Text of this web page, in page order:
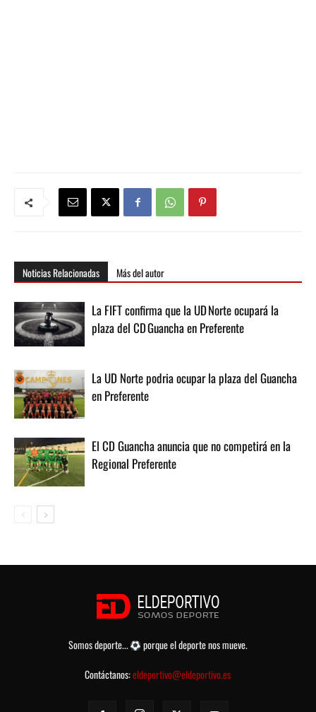
Noticias Relacionadas Más del autor
La FIFT confirma que la UD Norte ocupará la
plaza del CD Guancha en Preferente
La UD Norte podria ocupar la plaza del Guancha
en Preferente
El CD Guancha anuncia que no competirá en la
Regional Preferente
Somos deporte...
porque el deporte nos mueve.
Contáctanos:eldeportivo@eldeportivo.es